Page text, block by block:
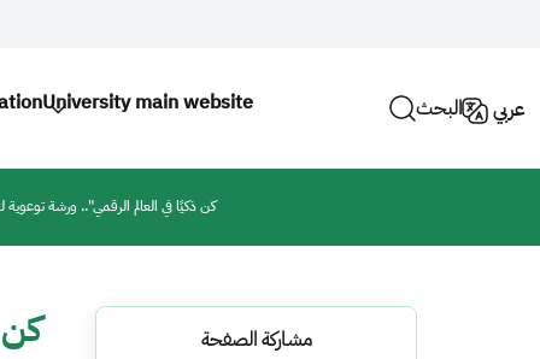
University main website البحث عربي
"كن ذكيًا في العالم الرقمي".. ورشة
مشاركة الصفحة